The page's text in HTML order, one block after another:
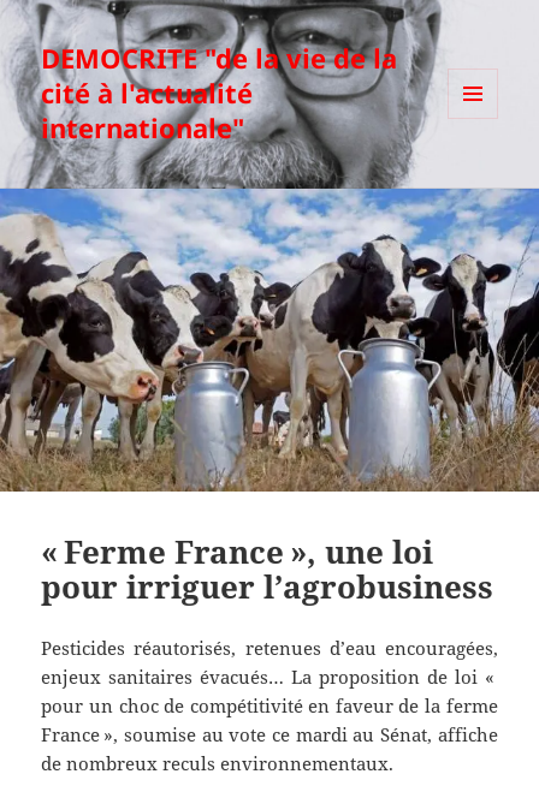
DEMOCRITE "de la vie de la
cité à l'actualité
internationale"
« Ferme France », une loi
pour irriguer l’agrobusiness
Pesticides réautorisés, retenues d’eau encouragées,
enjeux sanitaires évacués… La proposition de loi «
pour un choc de compétitivité en faveur de la ferme
France », soumise au vote ce mardi au Sénat, affiche
de nombreux reculs environnementaux.